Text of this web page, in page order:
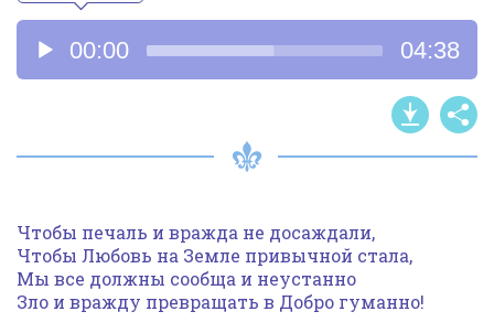
Номера песен
Аудиоплеер
00:00 04:38
Чтобы печаль и вражда не досаждали,
Чтобы Любовь на Земле привычной стала,
Мы все должны сообща и неустанно
Зло и вражду превращать в Добро гуманно!